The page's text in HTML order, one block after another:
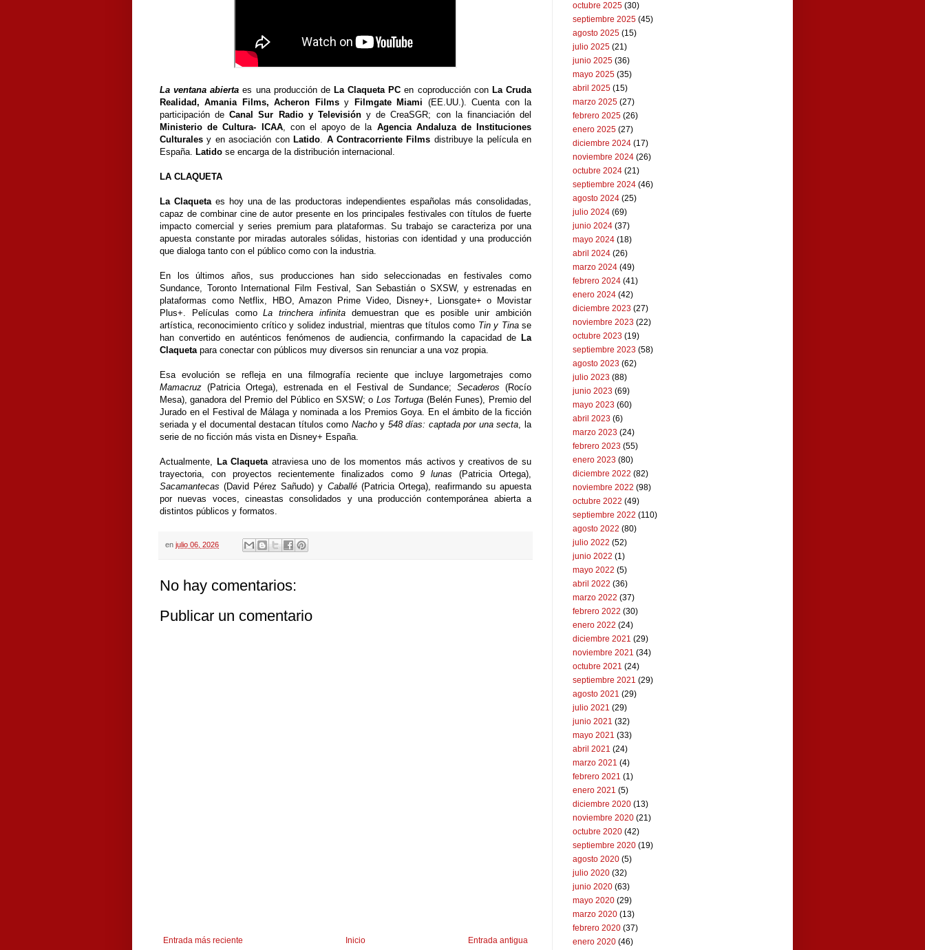
La ventana abierta es una producción de La Claqueta PC en coproducción con La Cruda
Realidad, Amania Films, Acheron Filmsy Filmgate Miami (EE.UU.). Cuenta con la
participación deCanal Sur Radio y Televisióny de CreaSGR; con la financiación del
Ministerio de Cultura- ICAA, con el apoyo de la Agencia Andaluza de Instituciones
Culturalesy en asociación con Latido. A Contracorriente Films distribuye la película en
España. Latido se encarga de la distribución internacional.
LA CLAQUETA
La Claquetaes hoy una de las productoras independientes españolas más consolidadas,
capaz de combinar cine de autor presente en los principales festivales con títulos de fuerte
impacto comercial y series premium para plataformas. Su trabajo se caracteriza por una
apuesta constante por miradas autorales sólidas, historias con identidad y una producción
que dialoga tanto con el público como con la industria.
En los últimos años, sus producciones han sido seleccionadas en festivales como
Sundance, Toronto International Film Festival, San Sebastián o SXSW, y estrenadas en
plataformas como Netflix, HBO, Amazon Prime Video, Disney+, Lionsgate+ o Movistar
Plus+. Películas comoLa trinchera infinita demuestran que es posible unir ambición
artística, reconocimiento crítico y solidez industrial, mientras que títulos como Tin y Tinase
han convertido en auténticos fenómenos de audiencia, confirmando la capacidad de La
Claquetapara conectar con públicos muy diversos sin renunciar a una voz propia.
Esa evolución se refleja en una filmografía reciente que incluye largometrajes como
Mamacruz(Patricia Ortega), estrenada en el Festival de Sundance; Secaderos(Rocío
Mesa), ganadora del Premio del Público en SXSW; o Los Tortuga (Belén Funes), Premio del
Jurado en el Festival de Málaga y nominada a los Premios Goya. En el ámbito de la ficción
seriada y el documental destacan títulos como Nachoy 548 días: captada por una secta, la
serie de no ficción más vista en Disney+ España.
Actualmente, La Claquetaatraviesa uno de los momentos más activos y creativos de su
trayectoria, con proyectos recientemente finalizados como 9 lunas (Patricia Ortega),
Sacamantecas(David Pérez Sañudo) y Caballé (Patricia Ortega), reafirmando su apuesta
por nuevas voces, cineastas consolidados y una producción contemporánea abierta a
distintos públicos y formatos.
en julio 06, 2026
No hay comentarios:
Publicar un comentario
Entrada más reciente Entrada antigua
Inicio
octubre 2025 (30)
septiembre 2025 (45)
agosto 2025 (15)
julio 2025 (21)
junio 2025 (36)
mayo 2025 (35)
abril 2025 (15)
marzo 2025 (27)
febrero 2025 (26)
enero 2025 (27)
diciembre 2024 (17)
noviembre 2024 (26)
octubre 2024 (21)
septiembre 2024 (46)
agosto 2024 (25)
julio 2024 (69)
junio 2024 (37)
mayo 2024 (18)
abril 2024 (26)
marzo 2024 (49)
febrero 2024 (41)
enero 2024 (42)
diciembre 2023 (27)
noviembre 2023 (22)
octubre 2023 (19)
septiembre 2023 (58)
agosto 2023 (62)
julio 2023 (88)
junio 2023 (69)
mayo 2023 (60)
abril 2023 (6)
marzo 2023 (24)
febrero 2023 (55)
enero 2023 (80)
diciembre 2022 (82)
noviembre 2022 (98)
octubre 2022 (49)
septiembre 2022 (110)
agosto 2022 (80)
julio 2022 (52)
junio 2022 (1)
mayo 2022 (5)
abril 2022 (36)
marzo 2022 (37)
febrero 2022 (30)
enero 2022 (24)
diciembre 2021 (29)
noviembre 2021 (34)
octubre 2021 (24)
septiembre 2021 (29)
agosto 2021 (29)
julio 2021 (29)
junio 2021 (32)
mayo 2021 (33)
abril 2021 (24)
marzo 2021 (4)
febrero 2021 (1)
enero 2021 (5)
diciembre 2020 (13)
noviembre 2020 (21)
octubre 2020 (42)
septiembre 2020 (19)
agosto 2020 (5)
julio 2020 (32)
junio 2020 (63)
mayo 2020 (29)
marzo 2020 (13)
febrero 2020 (37)
enero 2020 (46)